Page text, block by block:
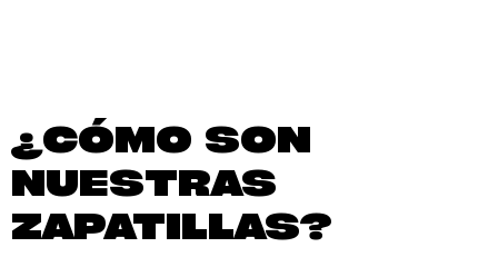
¿CÓMO SON
NUESTRAS
ZAPATILLAS?